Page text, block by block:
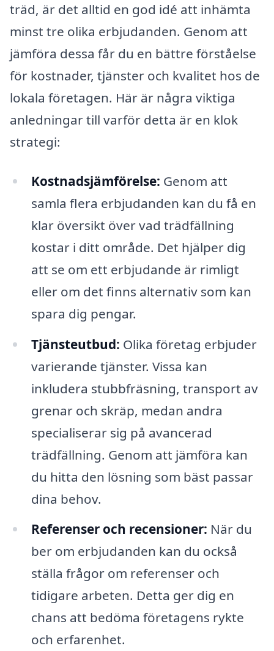
träd, är det alltid en god idé att inhämta
minst tre olika erbjudanden. Genom att
jämföra dessa får du en bättre förståelse
för kostnader, tjänster och kvalitet hos de
lokala företagen. Här är några viktiga
anledningar till varför detta är en klok
strategi:
Kostnadsjämförelse: Genom att
samla flera erbjudanden kan du få en
klar översikt över vad trädfällning
kostar i ditt område. Det hjälper dig
att se om ett erbjudande är rimligt
eller om det finns alternativ som kan
spara dig pengar.
Tjänsteutbud: Olika företag erbjuder
varierande tjänster. Vissa kan
inkludera stubbfräsning, transport av
grenar och skräp, medan andra
specialiserar sig på avancerad
trädfällning. Genom att jämföra kan
du hitta den lösning som bäst passar
dina behov.
Referenser och recensioner: När du
ber om erbjudanden kan du också
ställa frågor om referenser och
tidigare arbeten. Detta ger dig en
chans att bedöma företagens rykte
och erfarenhet.